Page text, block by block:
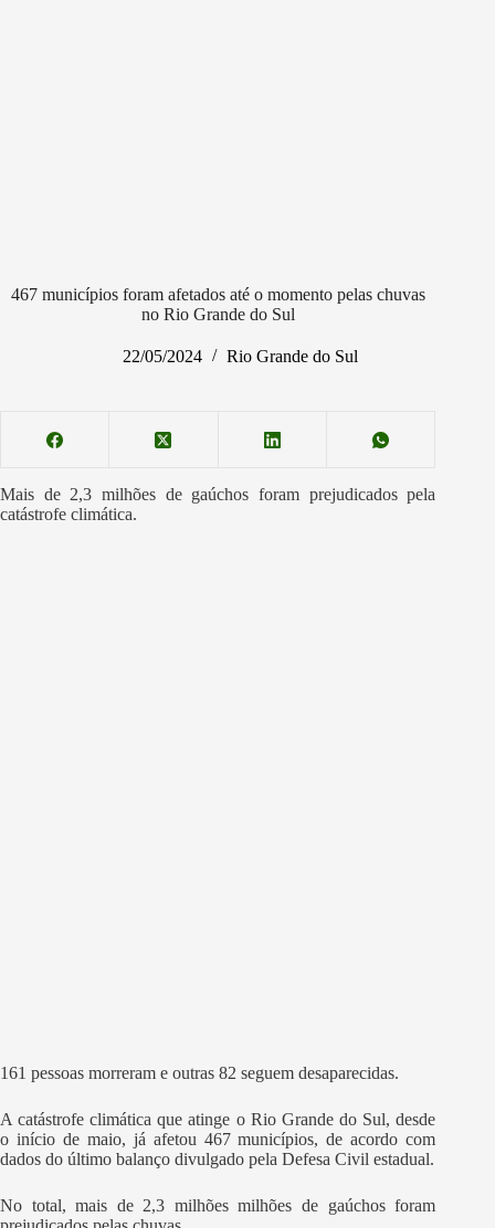
467 municípios foram afetados até o momento pelas chuvas
no Rio Grande do Sul
22/05/2024 Rio Grande do Sul
Mais de 2,3 milhões de gaúchos foram prejudicados pela
catástrofe climática.
161 pessoas morreram e outras 82 seguem desaparecidas.
A catástrofe climática que atinge o Rio Grande do Sul, desde
o início de maio, já afetou 467 municípios, de acordo com
dados do último balanço divulgado pela Defesa Civil estadual.
No total, mais de 2,3 milhões milhões de gaúchos foram